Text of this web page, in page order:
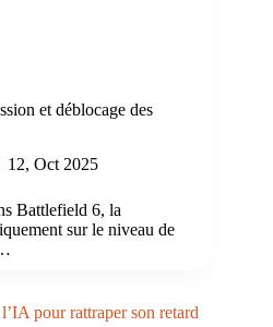
et déblocage des
12, Oct 2025
Battlefield 6, la
sur le niveau de